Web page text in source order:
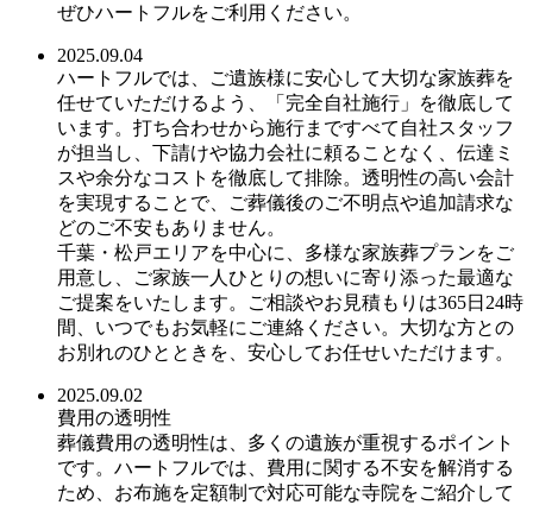
ぜひハートフルをご利用ください。
2025.09.04
ハートフルでは、ご遺族様に安心して大切な家族葬を
任せていただけるよう、「完全自社施行」を徹底して
います。打ち合わせから施行まですべて自社スタッフ
が担当し、下請けや協力会社に頼ることなく、伝達ミ
スや余分なコストを徹底して排除。透明性の高い会計
を実現することで、ご葬儀後のご不明点や追加請求な
どのご不安もありません。
千葉・松戸エリアを中心に、多様な家族葬プランをご
用意し、ご家族一人ひとりの想いに寄り添った最適な
ご提案をいたします。ご相談やお見積もりは365日24時
間、いつでもお気軽にご連絡ください。大切な方との
お別れのひとときを、安心してお任せいただけます。
2025.09.02
費用の透明性
葬儀費用の透明性は、多くの遺族が重視するポイント
です。ハートフルでは、費用に関する不安を解消する
ため、お布施を定額制で対応可能な寺院をご紹介して